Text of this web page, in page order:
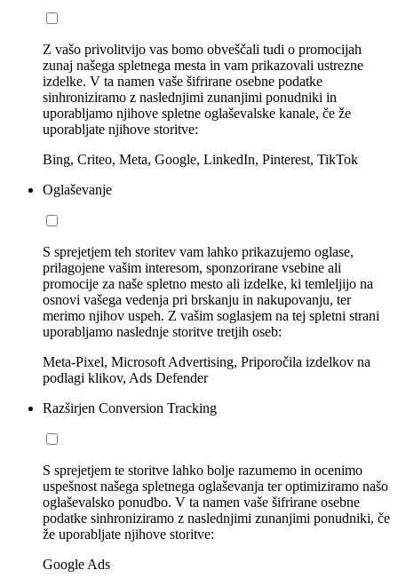
Z vašo privolitvijo vas bomo obveščali tudi o promocijah
zunaj našega spletnega mesta in vam prikazovali ustrezne
izdelke. V ta namen vaše šifrirane osebne podatke
sinhroniziramo z naslednjimi zunanjimi ponudniki in
uporabljamo njihove spletne oglaševalske kanale, če že
uporabljate njihove storitve:
Bing, Criteo, Meta, Google, LinkedIn, Pinterest, TikTok
Oglaševanje
S sprejetjem teh storitev vam lahko prikazujemo oglase,
prilagojene vašim interesom, sponzorirane vsebine ali
promocije za naše spletno mesto ali izdelke, ki temleljijo na
osnovi vašega vedenja pri brskanju in nakupovanju, ter
merimo njihov uspeh. Z vašim soglasjem na tej spletni strani
uporabljamo naslednje storitve tretjih oseb:
Meta-Pixel, Microsoft Advertising, Priporočila izdelkov na
podlagi klikov, Ads Defender
Razširjen Conversion Tracking
S sprejetjem te storitve lahko bolje razumemo in ocenimo
uspešnost našega spletnega oglaševanja ter optimiziramo našo
oglaševalsko ponudbo. V ta namen vaše šifrirane osebne
podatke sinhroniziramo z naslednjimi zunanjimi ponudniki, če
že uporabljate njihove storitve:
Google Ads